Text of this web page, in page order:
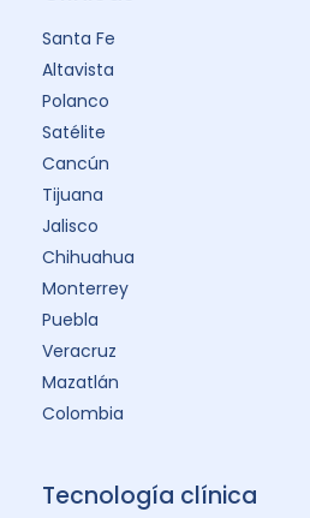
Santa Fe
Altavista
Polanco
Satélite
Cancún
Tijuana
Jalisco
Chihuahua
Monterrey
Puebla
Veracruz
Mazatlán
Colombia
Tecnología clínica